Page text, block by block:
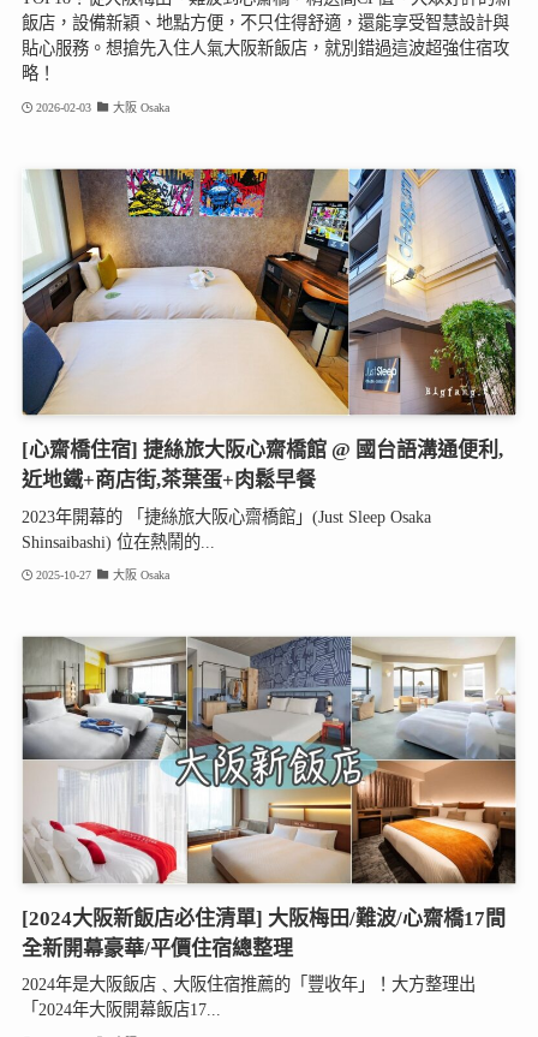
飯店，設備新穎、地點方便，不只住得舒適，還能享受智慧設計與
貼心服務。想搶先入住人氣大阪新飯店，就別錯過這波超強住宿攻
略！
2026-02-03 大阪 Osaka
[心齋橋住宿] 捷絲旅大阪心齋橋館 @ 國台語溝通便利,
近地鐵+商店街,茶葉蛋+肉鬆早餐
2023年開幕的 「捷絲旅大阪心齋橋館」(Just Sleep Osaka
Shinsaibashi) 位在熱鬧的...
2025-10-27 大阪 Osaka
[2024大阪新飯店必住清單] 大阪梅田/難波/心齋橋17間
全新開幕豪華/平價住宿總整理
2024年是大阪飯店﹑大阪住宿推薦的「豐收年」！大方整理出
「2024年大阪開幕飯店17...